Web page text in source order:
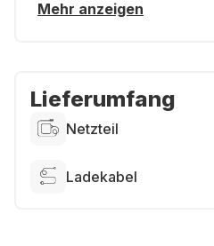
Mehr anzeigen
Lieferumfang
Netzteil
Ladekabel